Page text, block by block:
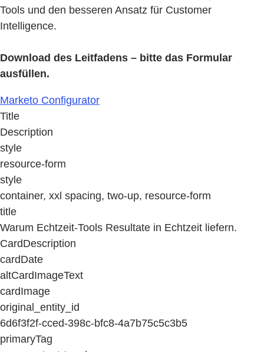
Tools und den besseren Ansatz für Customer
Intelligence.
Download des Leitfadens – bitte das Formular
ausfüllen.
Marketo Configurator
Title
Description
style
resource-form
style
container, xxl spacing, two-up, resource-form
title
Warum Echtzeit-Tools Resultate in Echtzeit liefern.
CardDescription
cardDate
altCardImageText
cardImage
original_entity_id
6d6f3f2f-cced-398c-bfc8-4a7b75c5c3b5
primaryTag